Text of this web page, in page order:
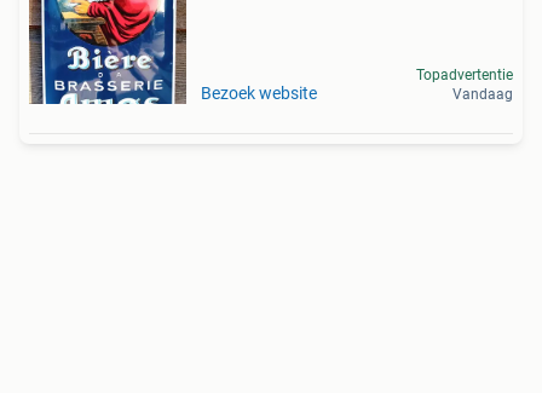
Bezoek website
Topadvertentie
Vandaag